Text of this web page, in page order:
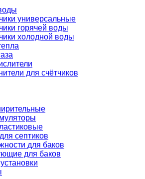
универсальные
горячей воды
холодной воды
для счётчиков
септиков
для баков
для баков